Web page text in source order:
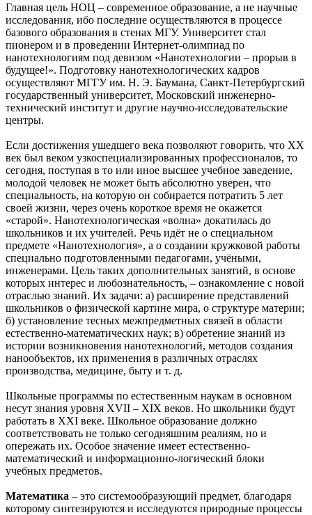
Главная цель НОЦ – современное образование, а не научные
исследования, ибо последние осуществляются в процессе
базового образования в стенах МГУ. Университет стал
пионером и в проведении Интернет-олимпиад по
нанотехнологиям под девизом «Нанотехнологии – прорыв в
будущее!». Подготовку нанотехнологических кадров
осуществляют МГГУ им. Н. Э. Баумана, Санкт-Петербургский
государственный университет, Московский инженерно-
технический институт и другие научно-исследовательские
центры.
Если достижения ушедшего века позволяют говорить, что XX
век был веком узкоспециализированных профессионалов, то
сегодня, поступая в то или иное высшее учебное заведение,
молодой человек не может быть абсолютно уверен, что
специальность, на которую он собирается потратить 5 лет
своей жизни, через очень короткое время не окажется
«старой». Нанотехнологическая «волна» докатилась до
школьников и их учителей. Речь идёт не о специальном
предмете «Нанотехнология», а о создании кружковой работы
специально подготовленными педагогами, учёными,
инженерами. Цель таких дополнительных занятий, в основе
которых интерес и любознательность, – ознакомление с новой
отраслью знаний. Их задачи: а) расширение представлений
школьников о физической картине мира, о структуре материи;
б) установление тесных межпредметных связей в области
естественно-математических наук; в) обретение знаний из
истории возникновения нанотехнологий, методов создания
нанообъектов, их применения в различных отраслях
производства, медицине, быту и т. д.
Школьные программы по естественным наукам в основном
несут знания уровня XVII – XIX веков. Но школьники будут
работать в XXI веке. Школьное образование должно
соответствовать не только сегодняшним реалиям, но и
опережать их. Особое значение имеет естественно-
математический и информационно-логический блоки
учебных предметов.
Математика – это системообразующий предмет, благодаря
которому синтезируются и исследуются природные процессы